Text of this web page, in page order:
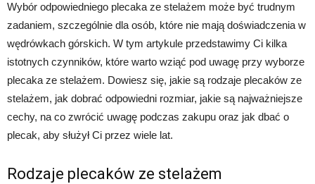
Wybór odpowiedniego plecaka ze stelażem może być trudnym
zadaniem, szczególnie dla osób, które nie mają doświadczenia w
wędrówkach górskich. W tym artykule przedstawimy Ci kilka
istotnych czynników, które warto wziąć pod uwagę przy wyborze
plecaka ze stelażem. Dowiesz się, jakie są rodzaje plecaków ze
stelażem, jak dobrać odpowiedni rozmiar, jakie są najważniejsze
cechy, na co zwrócić uwagę podczas zakupu oraz jak dbać o
plecak, aby służył Ci przez wiele lat.
Rodzaje plecaków ze stelażem